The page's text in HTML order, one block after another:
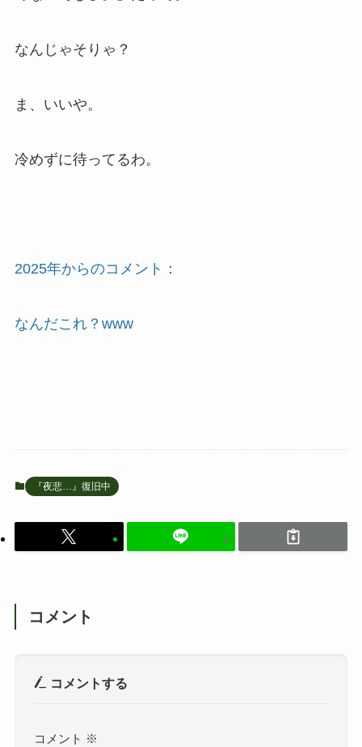
なんじゃそりゃ？
ま、いいや。
冷めずに待ってるわ。
2025年からのコメント：
なんだこれ？www
『夜悲…』復旧中
コメント
コメントする
コメント ※